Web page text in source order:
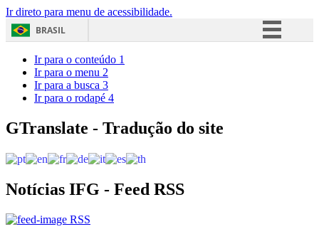
Ir direto para menu de acessibilidade.
BRASIL
Acesso à informação
Ir para o conteúdo 1
Ir para o menu 2
Ir para a busca 3
Ir para o rodapé 4
GTranslate - Tradução do site
Notícias IFG - Feed RSS
RSS